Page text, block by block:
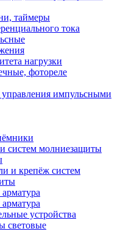
таймеры
тока
нагрузки
фотореле
управления импульсными
систем молниезащиты
и крепёж систем
устройства
световые